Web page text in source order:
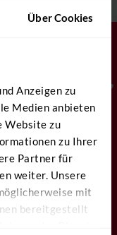
Über Cookies
Anzeigen zu
Medien anbieten
Website zu
zu Ihrer
Partner für
weiter. Unsere
mit
bereitgestellt
PLÄTZE UND
MEHR
Abonnieren